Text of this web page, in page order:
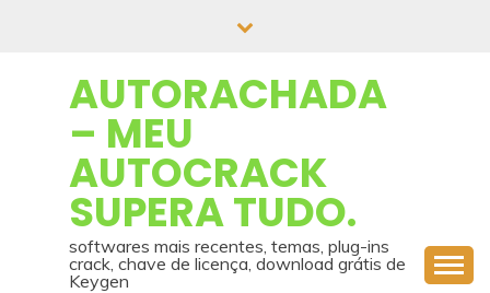
AUTORACHADA
– MEU
AUTOCRACK
SUPERA TUDO.
softwares mais recentes, temas, plug-ins
crack, chave de licença, download grátis de
Keygen